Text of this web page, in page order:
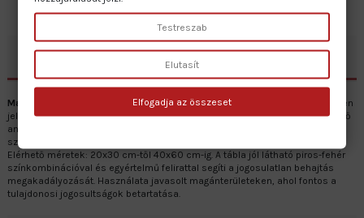
Magánterület Behajtás csak tulajdonosoknaktábla célja, hogy egyértelműen
jelezze a magánterületre vonatkozó behajtási korlátozást. A tábla különböző
anyagokból készül, például műanyaglemez, horganyzott lemez,
szendvicslemez és öntapadós vinil, így kültéri használatra is alkalmas.
Elérhető méretek: 20x30 cm-től 40x60 cm-ig. A tábla jól látható piros-fehér
színkombinációval és egyértelmű felirattal segíti a jogosulatlan behajtás
megakadályozását. Használata javasolt magánterületeken, ahol fontos a
tulajdonosi jogosultságok betartatása.
Testreszab
Elutasít
Elfogadja az összeset